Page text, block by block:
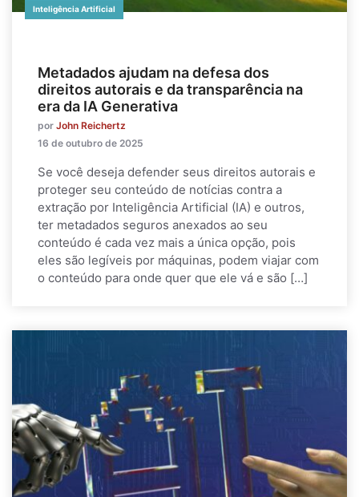
Inteligência Artificial
Metadados ajudam na defesa dos
direitos autorais e da transparência na
era da IA Generativa
por John Reichertz
16 de outubro de 2025
Se você deseja defender seus direitos autorais e
proteger seu conteúdo de notícias contra a
extração por Inteligência Artificial (IA) e outros,
ter metadados seguros anexados ao seu
conteúdo é cada vez mais a única opção, pois
eles são legíveis por máquinas, podem viajar com
o conteúdo para onde quer que ele vá e são […]